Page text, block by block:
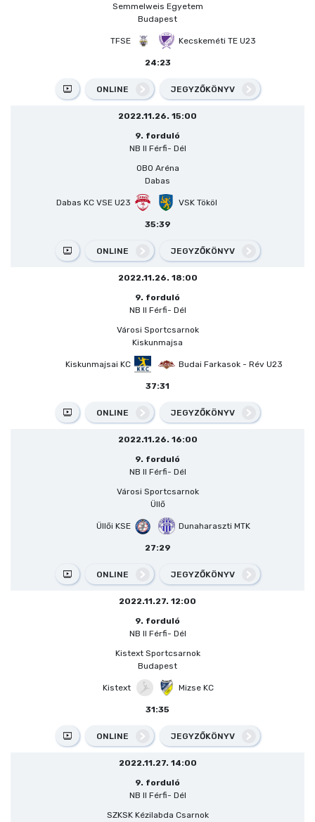
Semmelweis Egyetem
Budapest
TFSE Kecskeméti TE U23
24:23
ONLINE JEGYZŐKÖNYV
2022.11.26. 15:00
9. forduló
NB II Férfi- Dél
OBO Aréna
Dabas
Dabas KC VSE U23 VSK Tököl
35:39
ONLINE JEGYZŐKÖNYV
2022.11.26. 18:00
9. forduló
NB II Férfi- Dél
Városi Sportcsarnok
Kiskunmajsa
Kiskunmajsai KC Budai Farkasok - Rév U23
37:31
ONLINE JEGYZŐKÖNYV
2022.11.26. 16:00
9. forduló
NB II Férfi- Dél
Városi Sportcsarnok
Üllő
Üllői KSE Dunaharaszti MTK
27:29
ONLINE JEGYZŐKÖNYV
2022.11.27. 12:00
9. forduló
NB II Férfi- Dél
Kistext Sportcsarnok
Budapest
Kistext Mizse KC
31:35
ONLINE JEGYZŐKÖNYV
2022.11.27. 14:00
9. forduló
NB II Férfi- Dél
SZKSK Kézilabda Csarnok